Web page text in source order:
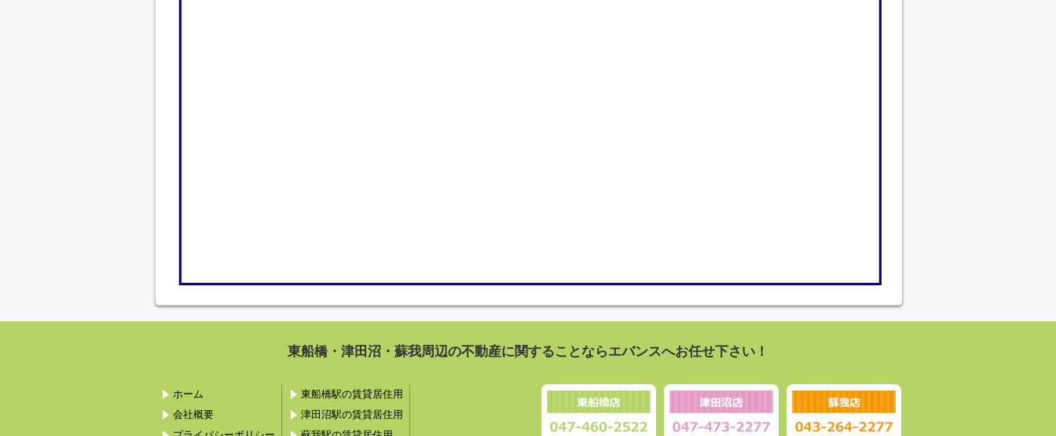
東船橋・津田沼・蘇我周辺の不動産に関することならエバンスへお任せ下さい！
ホーム
会社概要
東船橋駅の賃貸居住用
津田沼駅の賃貸居住用